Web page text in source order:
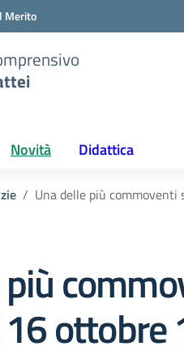
Merito
Novità Didattica
Una delle più
ottobre